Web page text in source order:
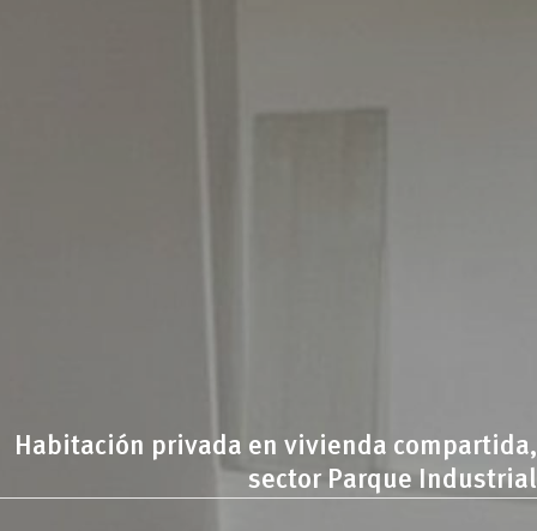
Habitación privada en vivienda compartida,
sector Parque Industrial